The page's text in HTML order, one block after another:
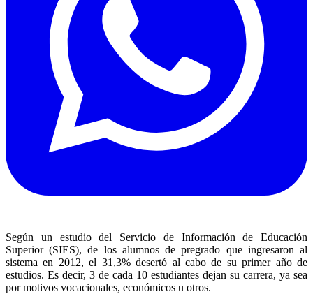
Según un estudio del Servicio de Información de Educación
Superior (SIES), de los alumnos de pregrado que ingresaron al
sistema en 2012, el 31,3% desertó al cabo de su primer año de
estudios. Es decir, 3 de cada 10 estudiantes dejan su carrera, ya sea
por motivos vocacionales, económicos u otros.